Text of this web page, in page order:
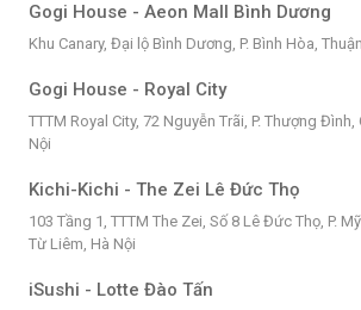
Gogi House - Aeon Mall Bình Dương
Khu Canary, Đại lộ Bình Dương, P. Bình Hòa,
Gogi House - Royal City
TTTM Royal City, 72 Nguyễn Trãi, P. Thượng Đình,
Nội
Kichi-Kichi - The Zei Lê Đức Thọ
103 Tầng 1, TTTM The Zei, Số 8 Lê Đức Thọ, P.
Từ Liêm, Hà Nội
iSushi - Lotte Đào Tấn